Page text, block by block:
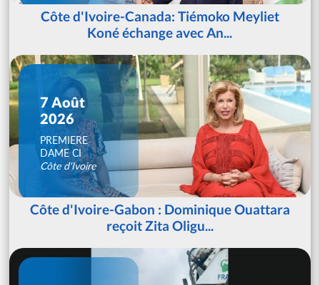
Côte d'Ivoire-Canada: Tiémoko Meyliet
Koné échange avec An...
7 Août
2026
PREMIERE
DAME CI
Côte d'Ivoire
Côte d'Ivoire-Gabon : Dominique Ouattara
reçoit Zita Oligu...